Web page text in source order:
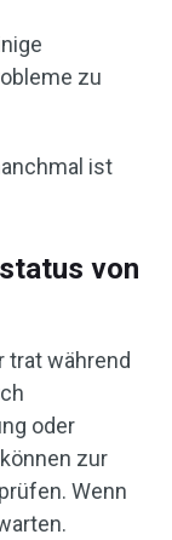
zu
ist
von
trat während
oder
zur
Wenn